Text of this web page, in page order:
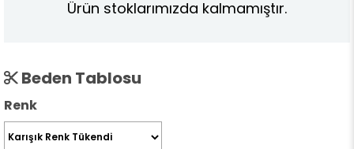
Ürün stoklarımızda kalmamıştır.
Beden Tablosu
Renk